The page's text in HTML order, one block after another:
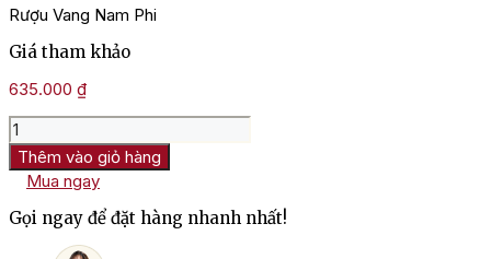
Rượu Vang Nam Phi
Giá tham khảo
635.000 ₫
Rượu
Vang
Nam
Phi
Bellingham
The
Thêm vào giỏ hàng
Mua ngay
Gọi ngay để đặt hàng nhanh nhất!